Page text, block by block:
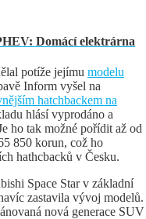
Domácí elektrárna
potíže jejímu modelu
Inform vyšel na
hatchbackem na
hlásí vyprodáno a
ho tak možné pořídit až od
850 korun, což ho
hathcbacků v Česku.
Space Star v základní
zastavila vývoj modelů.
nová generace SUV